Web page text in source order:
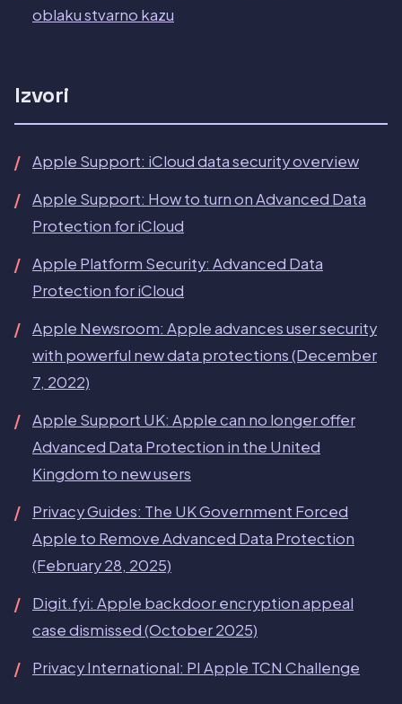
oblaku stvarno kazu
Izvori
Apple Support: iCloud data security overview
Apple Support: How to turn on Advanced Data
Protection for iCloud
Apple Platform Security: Advanced Data
Protection for iCloud
Apple Newsroom: Apple advances user security
with powerful new data protections (December
7, 2022)
Apple Support UK: Apple can no longer offer
Advanced Data Protection in the United
Kingdom to new users
Privacy Guides: The UK Government Forced
Apple to Remove Advanced Data Protection
(February 28, 2025)
Digit.fyi: Apple backdoor encryption appeal
case dismissed (October 2025)
Privacy International: PI Apple TCN Challenge